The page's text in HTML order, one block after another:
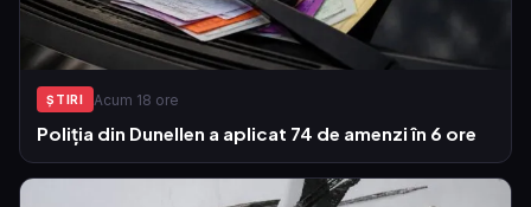
ŞTIRI Acum 18 ore
Poliția din Dunellen a aplicat 74 de amenzi în 6 ore